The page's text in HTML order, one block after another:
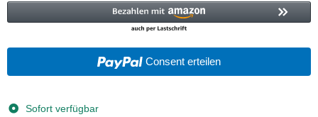
Consent erteilen
Sofort verfügbar